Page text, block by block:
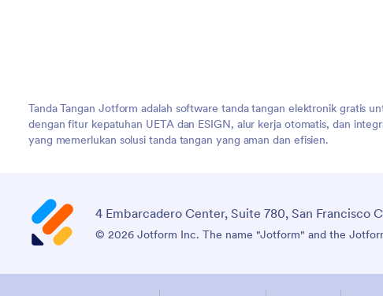
Tanda Tangan Jotform adalah software tanda tangan elektronik gratis
dengan fitur kepatuhan UETA dan ESIGN, alur kerja otomatis, dan
yang memerlukan solusi tanda tangan yang aman dan efisien.
4 Embarcadero Center, Suite 780, San Francisco
© 2026 Jotform Inc. The name "Jotform" and the